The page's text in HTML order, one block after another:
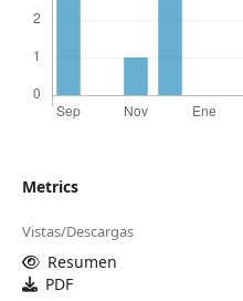
Metrics
Vistas/Descargas
Resumen
PDF